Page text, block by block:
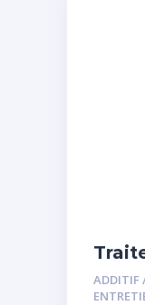
ADDITIF